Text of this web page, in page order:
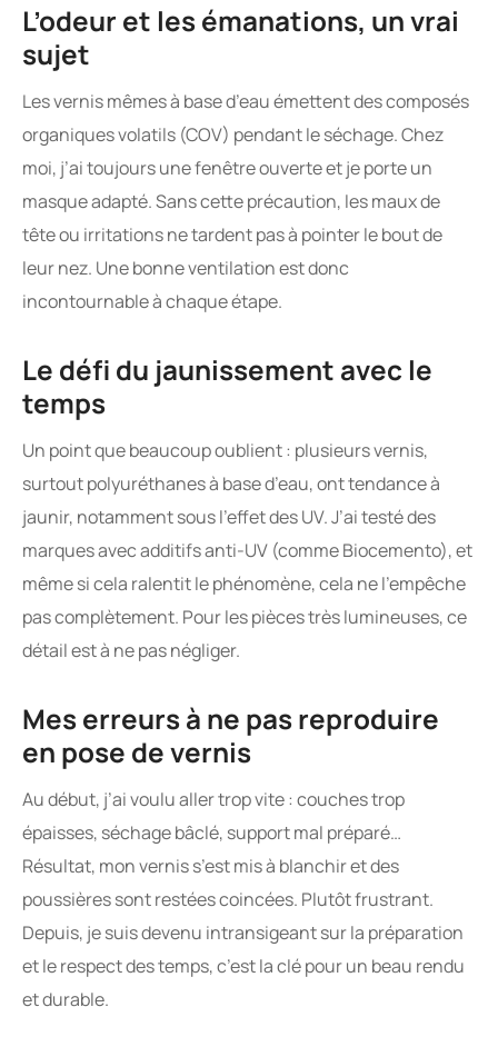
L’odeur et les émanations, un vrai
sujet
Les vernis mêmes à base d’eau émettent des composés
organiques volatils (COV) pendant le séchage. Chez
moi, j’ai toujours une fenêtre ouverte et je porte un
masque adapté. Sans cette précaution, les maux de
tête ou irritations ne tardent pas à pointer le bout de
leur nez. Une bonne ventilation est donc
incontournable à chaque étape.
Le défi du jaunissement avec le
temps
Un point que beaucoup oublient : plusieurs vernis,
surtout polyuréthanes à base d’eau, ont tendance à
jaunir, notamment sous l’effet des UV. J’ai testé des
marques avec additifs anti-UV (comme Biocemento), et
même si cela ralentit le phénomène, cela ne l’empêche
pas complètement. Pour les pièces très lumineuses, ce
détail est à ne pas négliger.
Mes erreurs à ne pas reproduire
en pose de vernis
Au début, j’ai voulu aller trop vite : couches trop
épaisses, séchage bâclé, support mal préparé…
Résultat, mon vernis s’est mis à blanchir et des
poussières sont restées coincées. Plutôt frustrant.
Depuis, je suis devenu intransigeant sur la préparation
et le respect des temps, c’est la clé pour un beau rendu
et durable.